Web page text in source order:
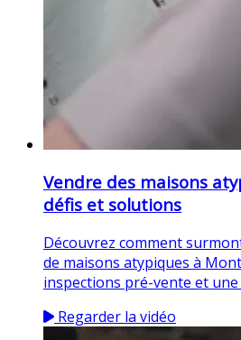
Vendre des maisons
défis et solutions
Découvrez comment
de maisons atypiques à
inspections pré-vente et
Regarder la vidéo